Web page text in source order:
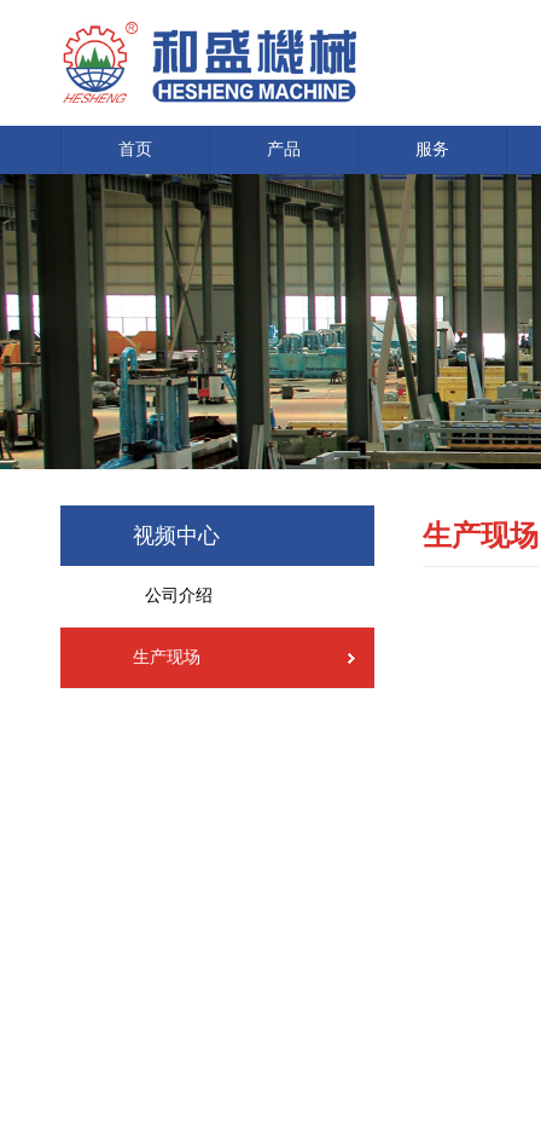
首页 产品 服务
视频中心
公司介绍
生产现场
生产现场